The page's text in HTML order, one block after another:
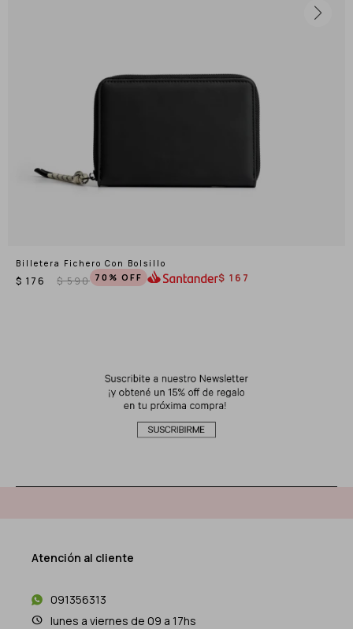
Billetera Fichero Con Bolsillo
$ 176 $ 590 70 $ 167
Atención al cliente
091356313
lunes a viernes de 09 a 17hs